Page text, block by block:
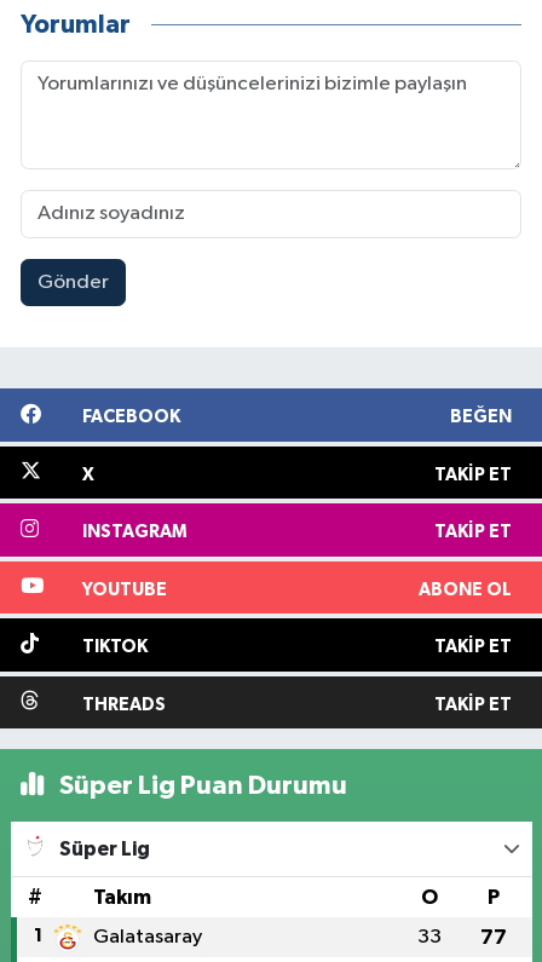
Yorumlar
Gönder
FACEBOOK BEĞEN
X TAKIP ET
INSTAGRAM TAKIP ET
YOUTUBE ABONE OL
TIKTOK TAKIP ET
THREADS TAKIP ET
Süper Lig Puan Durumu
Süper Lig
# Takım O P
1 Galatasaray 33 77